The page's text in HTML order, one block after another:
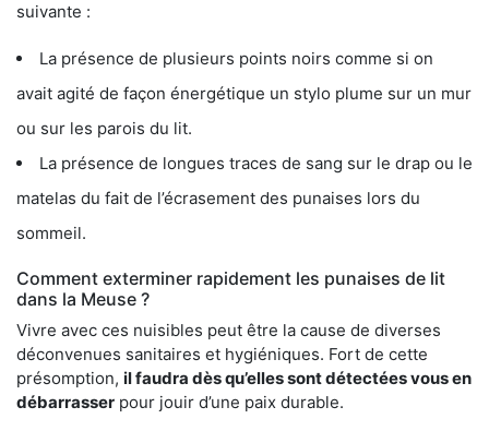
suivante :
La présence de plusieurs points noirs comme si on
avait agité de façon énergétique un stylo plume sur un mur
ou sur les parois du lit.
La présence de longues traces de sang sur le drap ou le
matelas du fait de l’écrasement des punaises lors du
sommeil.
Comment exterminer rapidement les punaises de lit
dans la Meuse ?
Vivre avec ces nuisibles peut être la cause de diverses
déconvenues sanitaires et hygiéniques. Fort de cette
présomption, il faudra dès qu’elles sont détectées vous en
débarrasser pour jouir d’une paix durable.